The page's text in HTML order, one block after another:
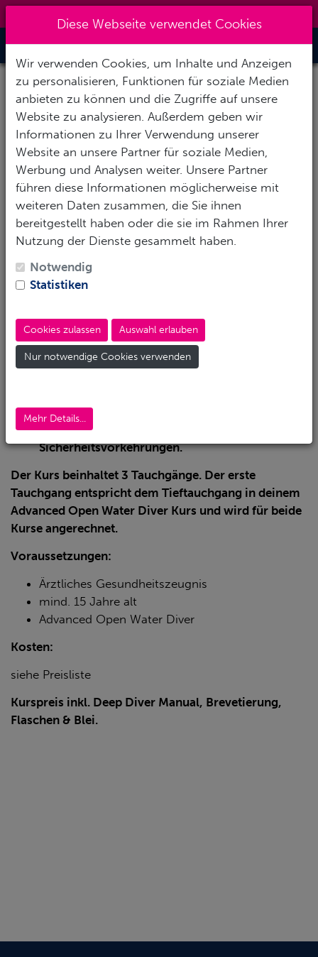
Toggle
Tiefere Tauchplätze
zu erkunden,
birgt etwas
Aufregendes und Geheimnisvolles.
Manchmal lockt ein Wrack unterhalb von 18 Metern,
oder an einer Steilwand könnte es ein riesiger
Seefächer oder ein Schwamm sein. Was auch immer
mit Selbstvertrauen in
Tiefen bis 40 Metertauchen zu können, solltest du
am PADI Spezialkurs Tieftauchen teilnehmen.
Deine Ausbildung beginnt mit einer Besprechung der
Gründe für tieferes Tauchen und wie wichtig es ist,
dass du deine persönlichen Grenzen kennst. In vier
Tieftauchgängen mit deinem Tauchlehrer lernst du:
Tieftauchen.
DasPlanen von Tieftauchgängen,
zum Zusammenbleiben mit deinem
DasManagen deines Atemgasvorrats
Umgang mit einer
Sicherheitsvorkehrungen.
Der Kurs beinhaltet 3 Tauchgänge. Der erste
Tauchgang entspricht dem Tieftauchgang in deinem
Advanced Open Water Diver Kurs und wird für beide
Kurse angerechnet.
Voraussetzungen:
Ärztliches Gesundheitszeugnis
mind. 15 Jahre alt
Advanced Open Water Diver
Kosten:
siehe Preisliste
Kurspreis inkl. Deep Diver Manual, Brevetierung,
Flaschen & Blei.
Diese Webseite verwendet Cookies
Wir verwenden Cookies, um Inhalte und Anzeigen
zu personalisieren, Funktionen für soziale Medien
anbieten zu können und die Zugriffe auf unsere
Website zu analysieren. Außerdem geben wir
Informationen zu Ihrer Verwendung unserer
Website an unsere Partner für soziale Medien,
Werbung und Analysen weiter. Unsere Partner
führen diese Informationen möglicherweise mit
weiteren Daten zusammen, die Sie ihnen
bereitgestellt haben oder die sie im Rahmen Ihrer
Nutzung der Dienste gesammelt haben.
Notwendig
Statistiken
Cookies zulassen Auswahl erlauben
Nur notwendige Cookies verwenden
Mehr Details...